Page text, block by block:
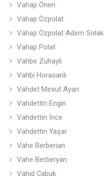
Vahap Önen
Vahap Özpolat
Vahap Özpolat Adem Solak
Vahap Polat
Vahbe Zuhayli
Vahbi Horasanlı
Vahdet Mesut Ayan
Vahdettin Engin
Vahdettin İnce
Vahdettin Yaşar
Vahe Berberian
Vahe Berberyan
Vahid Çabuk